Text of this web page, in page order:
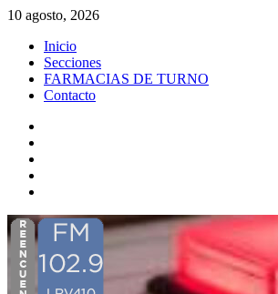
Saltar
contenido
10 agosto, 2026
Inicio
Secciones
FARMACIAS DE TURNO
Contacto